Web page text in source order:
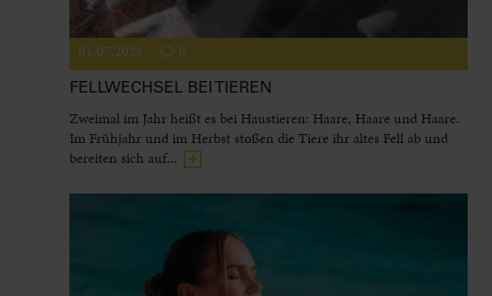
01.07.2026 0
FELLWECHSEL BEI TIEREN
Zweimal im Jahr heißt es bei Haustieren: Haare, Haare und Haare.
Im Frühjahr und im Herbst stoßen die Tiere ihr altes Fell ab und
bereiten sich auf...